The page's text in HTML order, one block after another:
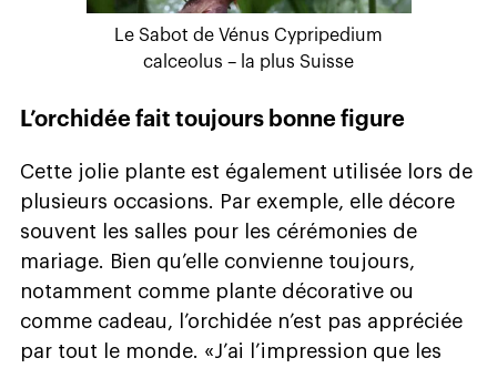
Le Sabot de Vénus Cypripedium
calceolus – la plus Suisse
L’orchidée fait toujours bonne figure
Cette jolie plante est également utilisée lors de
plusieurs occasions. Par exemple, elle décore
souvent les salles pour les cérémonies de
mariage. Bien qu’elle convienne toujours,
notamment comme plante décorative ou
comme cadeau, l’orchidée n’est pas appréciée
par tout le monde. «J’ai l’impression que les